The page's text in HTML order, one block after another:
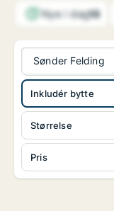
Nye i dag13
Sønder Felding
Størrelse
Pris
Inkludér bytte